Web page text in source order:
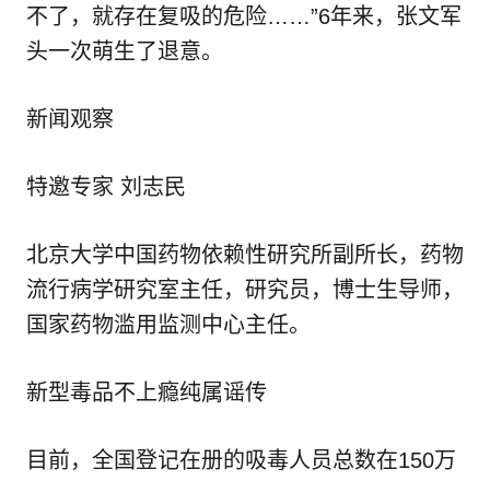
不了，就存在复吸的危险……”6年来，张文军
头一次萌生了退意。
新闻观察
特邀专家 刘志民
北京大学中国药物依赖性研究所副所长，药物
流行病学研究室主任，研究员，博士生导师，
国家药物滥用监测中心主任。
新型毒品不上瘾纯属谣传
目前，全国登记在册的吸毒人员总数在150万